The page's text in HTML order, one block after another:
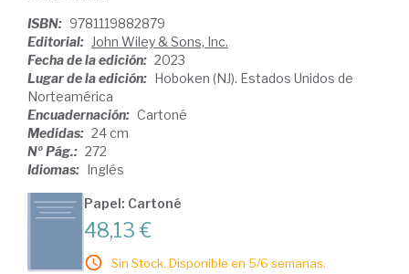
ISBN: 9781119882879
Editorial: John Wiley & Sons, Inc.
Fecha de la edición: 2023
Lugar de la edición: Hoboken (NJ). Estados Unidos de
Norteamérica
Encuadernación: Cartoné
Medidas: 24 cm
Nº Pág.: 272
Idiomas: Inglés
Papel: Cartoné
48,13 €
Sin Stock. Disponible en 5/6 semanas.